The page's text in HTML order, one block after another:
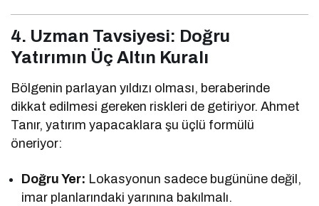
4. Uzman Tavsiyesi: Doğru
Yatırımın Üç Altın Kuralı
Bölgenin parlayan yıldızı olması, beraberinde
dikkat edilmesi gereken riskleri de getiriyor. Ahmet
Tanır, yatırım yapacaklara şu üçlü formülü
öneriyor:
Doğru Yer: Lokasyonun sadece bugününe değil,
imar planlarındaki yarınına bakılmalı.